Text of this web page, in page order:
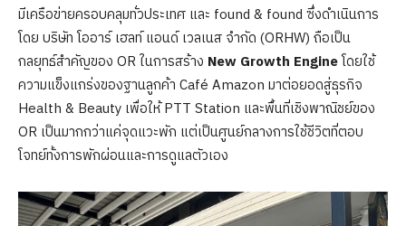
มีเครือข่ายครอบคลุมทั่วประเทศ และ found & found ซึ่งดำเนินการ
โดย บริษัท โออาร์ เฮลท์ แอนด์ เวลเนส จำกัด (ORHW) ถือเป็น
กลยุทธ์สำคัญของ OR ในการสร้าง New Growth Engineโดยใช้
ความแข็งแกร่งของฐานลูกค้า Café Amazon มาต่อยอดสู่ธุรกิจ
Health & Beauty เพื่อให้ PTT Station และพื้นที่เชิงพาณิชย์ของ
OR เป็นมากกว่าแค่จุดแวะพัก แต่เป็นศูนย์กลางการใช้ชีวิตที่ตอบ
โจทย์ทั้งการพักผ่อนและการดูแลตัวเอง